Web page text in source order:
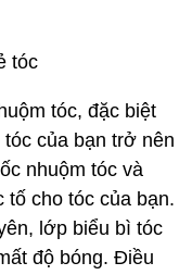
tóc
tóc, đặc biệt
của bạn trở nên
nhuộm tóc và
tố cho tóc của bạn.
lớp biểu bì tóc
độ bóng. Điều